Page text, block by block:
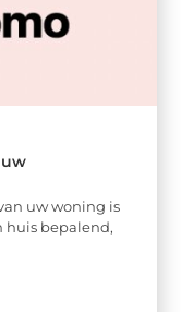
uw woning is
bepalend,